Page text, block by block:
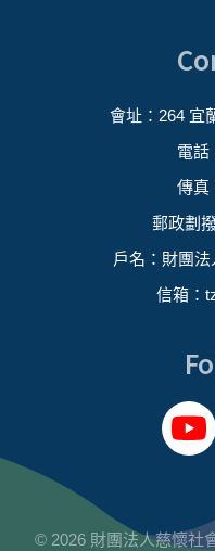
會址：264 宜
電話
傳真
郵政劃
戶名：財團
信箱：
© 2026 財團法人慈懷社